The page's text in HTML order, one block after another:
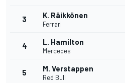
3 K. Räikkönen
Ferrari
4 L. Hamilton
Mercedes
5 M. Verstappen
Red Bull